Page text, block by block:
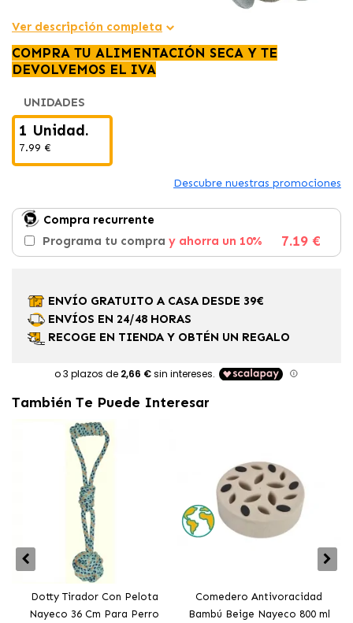
Ver descripción completa
COMPRA TU ALIMENTACIÓN SECA Y TE
DEVOLVEMOS EL IVA
UNIDADES
1 Unidad.
7.99 €
Descubre nuestras promociones
Compra recurrente
Programa tu compra y ahorra un 10% 7.19 €
ENVÍO GRATUITO A CASA DESDE 39€
ENVÍOS EN 24/48 HORAS
RECOGE EN TIENDA Y OBTÉN UN REGALO
También Te Puede Interesar
Dotty Tirador Con Pelota
Nayeco 36 Cm Para Perro
Comedero Antivoracidad
Bambú Beige Nayeco 800 ml